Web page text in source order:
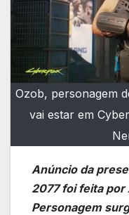
Ozob, personagem
vai estar em
Anúncio da
2077 foi feita por
Personagem